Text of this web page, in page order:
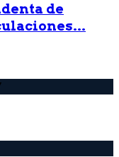
de